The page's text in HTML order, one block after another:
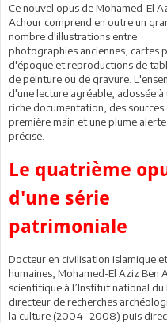
Ce nouvel opus de Mohamed-El
Achour comprend en outre un
nombre d'illustrations entre
photographies anciennes, cartes
d'époque et reproductions de
de peinture ou de gravure.
d'une lecture agréable, adossée à
riche documentation, des sources
première main et une plume
précise.
Le quatrième
d'une série
patrimoniale
Docteur en civilisation islamique
humaines, Mohamed-El Aziz Ben
scientifique à l’Institut national
directeur de recherches
la culture (2004 -2008) puis